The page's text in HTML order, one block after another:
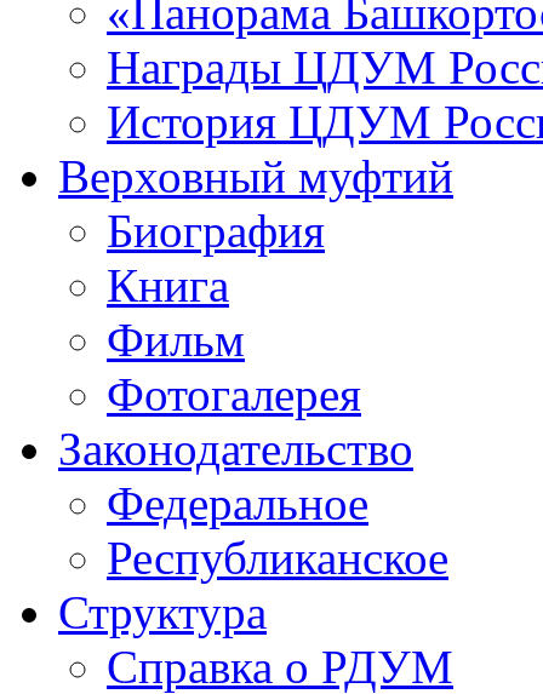
«Панорама
Награды ЦДУМ
История ЦДУМ
Верховный муфтий
Биография
Книга
Фильм
Фотогалерея
Законодательство
Федеральное
Республиканское
Структура
Справка о РДУМ